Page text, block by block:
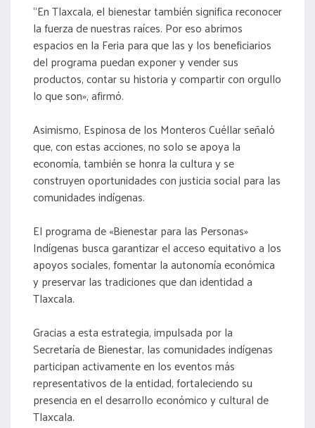
“En Tlaxcala, el bienestar también significa reconocer
la fuerza de nuestras raíces. Por eso abrimos
espacios en la Feria para que las y los beneficiarios
del programa puedan exponer y vender sus
productos, contar su historia y compartir con orgullo
lo que son», afirmó.
Asimismo, Espinosa de los Monteros Cuéllar señaló
que, con estas acciones, no solo se apoya la
economía, también se honra la cultura y se
construyen oportunidades con justicia social para las
comunidades indígenas.
El programa de «Bienestar para las Personas»
Indígenas busca garantizar el acceso equitativo a los
apoyos sociales, fomentar la autonomía económica
y preservar las tradiciones que dan identidad a
Tlaxcala.
Gracias a esta estrategia, impulsada por la
Secretaría de Bienestar, las comunidades indígenas
participan activamente en los eventos más
representativos de la entidad, fortaleciendo su
presencia en el desarrollo económico y cultural de
Tlaxcala.